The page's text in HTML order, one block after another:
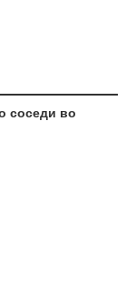
соседи во